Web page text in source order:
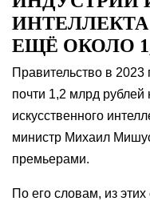
ЕЩЁ ОКОЛО
Правительство в 2023
почти 1,2 млрд рублей
искусственного
министр Михаил
премьерами.
По его словам, из